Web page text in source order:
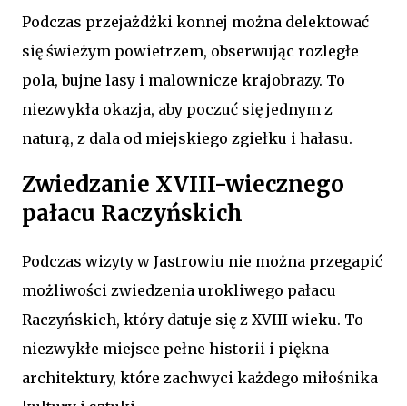
Podczas przejażdżki konnej można delektować
się świeżym powietrzem, obserwując rozległe
pola, bujne lasy i malownicze krajobrazy. To
niezwykła okazja, aby poczuć się jednym z
naturą, z dala od miejskiego zgiełku i hałasu.
Zwiedzanie XVIII-wiecznego
pałacu Raczyńskich
Podczas wizyty w Jastrowiu nie można przegapić
możliwości zwiedzenia urokliwego pałacu
Raczyńskich, który datuje się z XVIII wieku. To
niezwykłe miejsce pełne historii i piękna
architektury, które zachwyci każdego miłośnika